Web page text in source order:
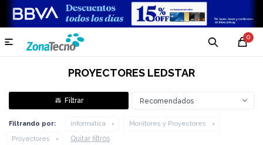
0

PROYECTORES LEDSTAR
Recomendados
Filtrando por: Informática
Monitores y Proyectores
Proyectores
Quitar filtros